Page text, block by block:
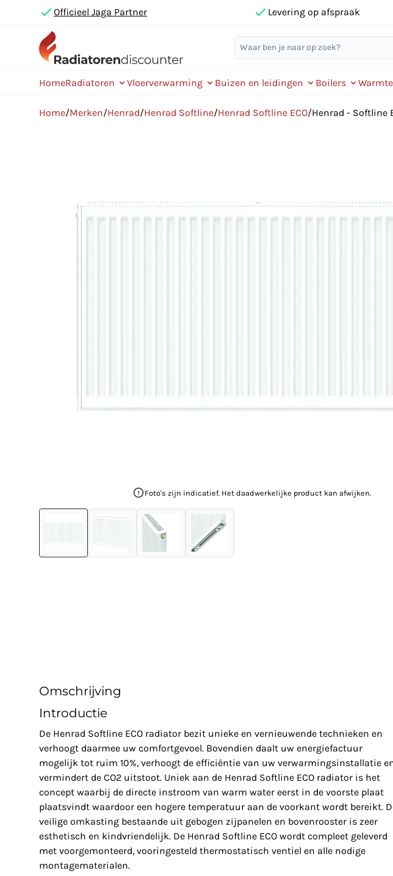
Officieel Jaga Partner Levering op afspraak
HomeRadiatoren Vloerverwarming Buizen en leidingen Boilers
Home/Merken/Henrad/Henrad Softline/Henrad Softline ECO/Henrad - Softline
Foto's zijn indicatief. Het daadwerkelijke product kan afwijken.
Omschrijving
Introductie
De Henrad Softline ECO radiator bezit unieke en vernieuwende technieken en
verhoogt daarmee uw comfortgevoel. Bovendien daalt uw energiefactuur
mogelijk tot ruim 10%, verhoogt de efficiëntie van uw verwarmingsinstallatie
vermindert de CO2 uitstoot. Uniek aan de Henrad Softline ECO radiator is het
concept waarbij de directe instroom van warm water eerst in de voorste plaat
plaatsvindt waardoor een hogere temperatuur aan de voorkant wordt bereikt.
veilige omkasting bestaande uit gebogen zijpanelen en bovenrooster is zeer
esthetisch en kindvriendelijk. De Henrad Softline ECO wordt compleet geleverd
met voorgemonteerd, vooringesteld thermostatisch ventiel en alle nodige
montagematerialen.